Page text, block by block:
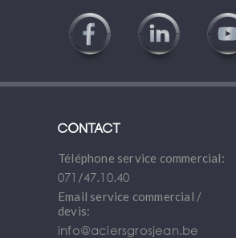
Contact
Téléphone service commercial:
071/47.10.40
Email service commercial /
devis:
info@aciersgrosjean.be